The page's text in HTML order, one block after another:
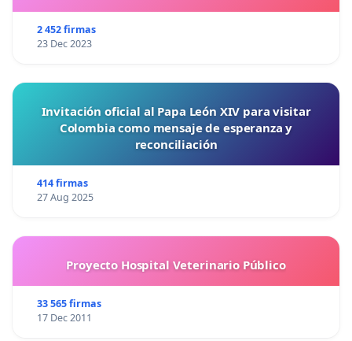
2 452 firmas
23 Dec 2023
Invitación oficial al Papa León XIV para visitar
Colombia como mensaje de esperanza y
reconciliación
414 firmas
27 Aug 2025
Proyecto Hospital Veterinario Público
33 565 firmas
17 Dec 2011